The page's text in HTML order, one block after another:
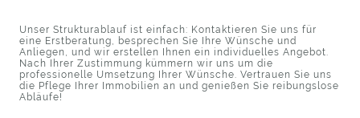
Unser Strukturablauf ist einfach: Kontaktieren Sie uns für
eine Erstberatung, besprechen Sie Ihre Wünsche und
Anliegen, und wir erstellen Ihnen ein individuelles Angebot.
Nach Ihrer Zustimmung kümmern wir uns um die
professionelle Umsetzung Ihrer Wünsche. Vertrauen Sie uns
die Pflege Ihrer Immobilien an und genießen Sie reibungslose
Abläufe!